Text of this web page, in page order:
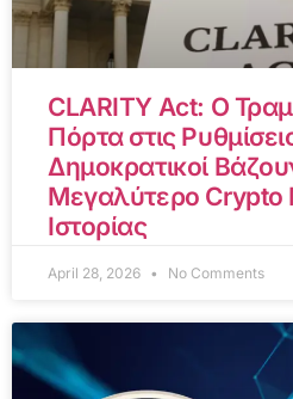
CLARITY Act: Ο
Πόρτα στις
Δημοκρατικοί
Μεγαλύτερο Crypto
Ιστορίας
April 28, 2026 No Comments